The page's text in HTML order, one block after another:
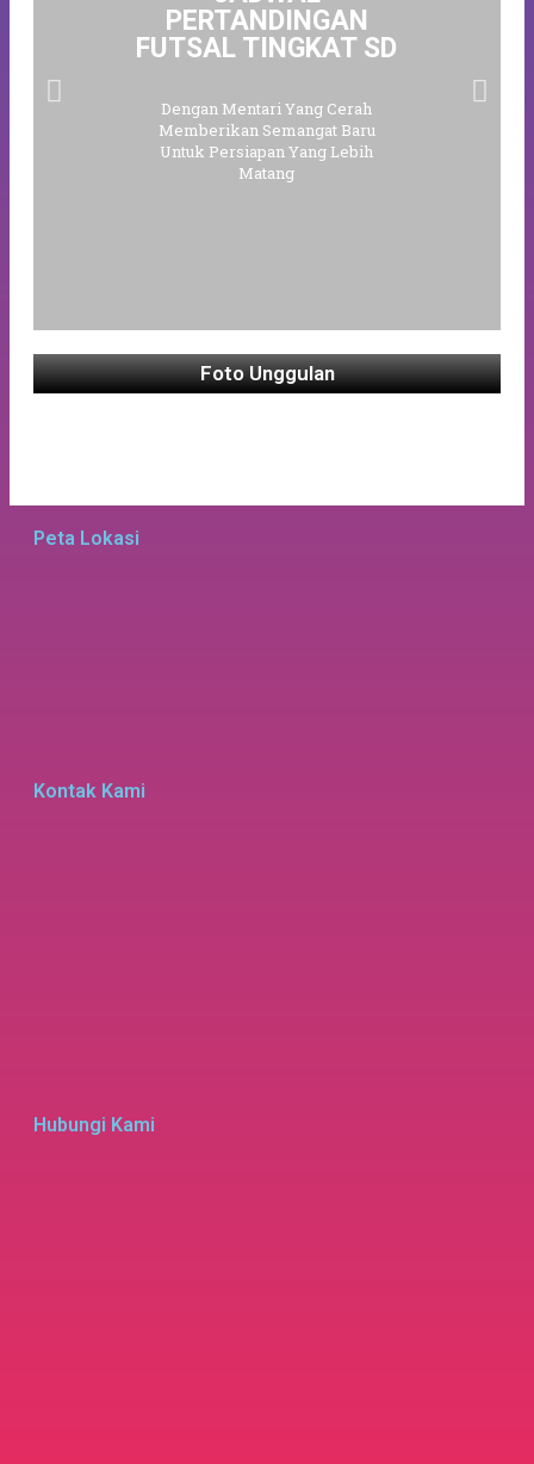
PERTANDINGAN
FUTSAL TINGKAT SD
Dengan Mentari Yang Cerah
Memberikan Semangat Baru
Untuk Persiapan Yang Lebih
Matang
Foto Unggulan
Peta Lokasi
Kontak Kami
Hubungi Kami